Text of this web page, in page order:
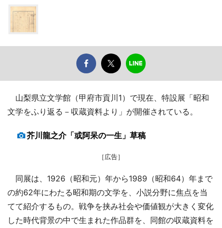
山梨県立文学館（甲府市貢川1）で現在、特設展「昭和
文学をふり返る－収蔵資料より」が開催されている。
芥川龍之介「或阿呆の一生」草稿
［広告］
同展は、1926（昭和元）年から1989（昭和64）年まで
の約62年にわたる昭和期の文学を、小説分野に焦点を当
てて紹介するもの。戦争を挟み社会や価値観が大きく変化
した時代背景の中で生まれた作品群を、同館の収蔵資料を